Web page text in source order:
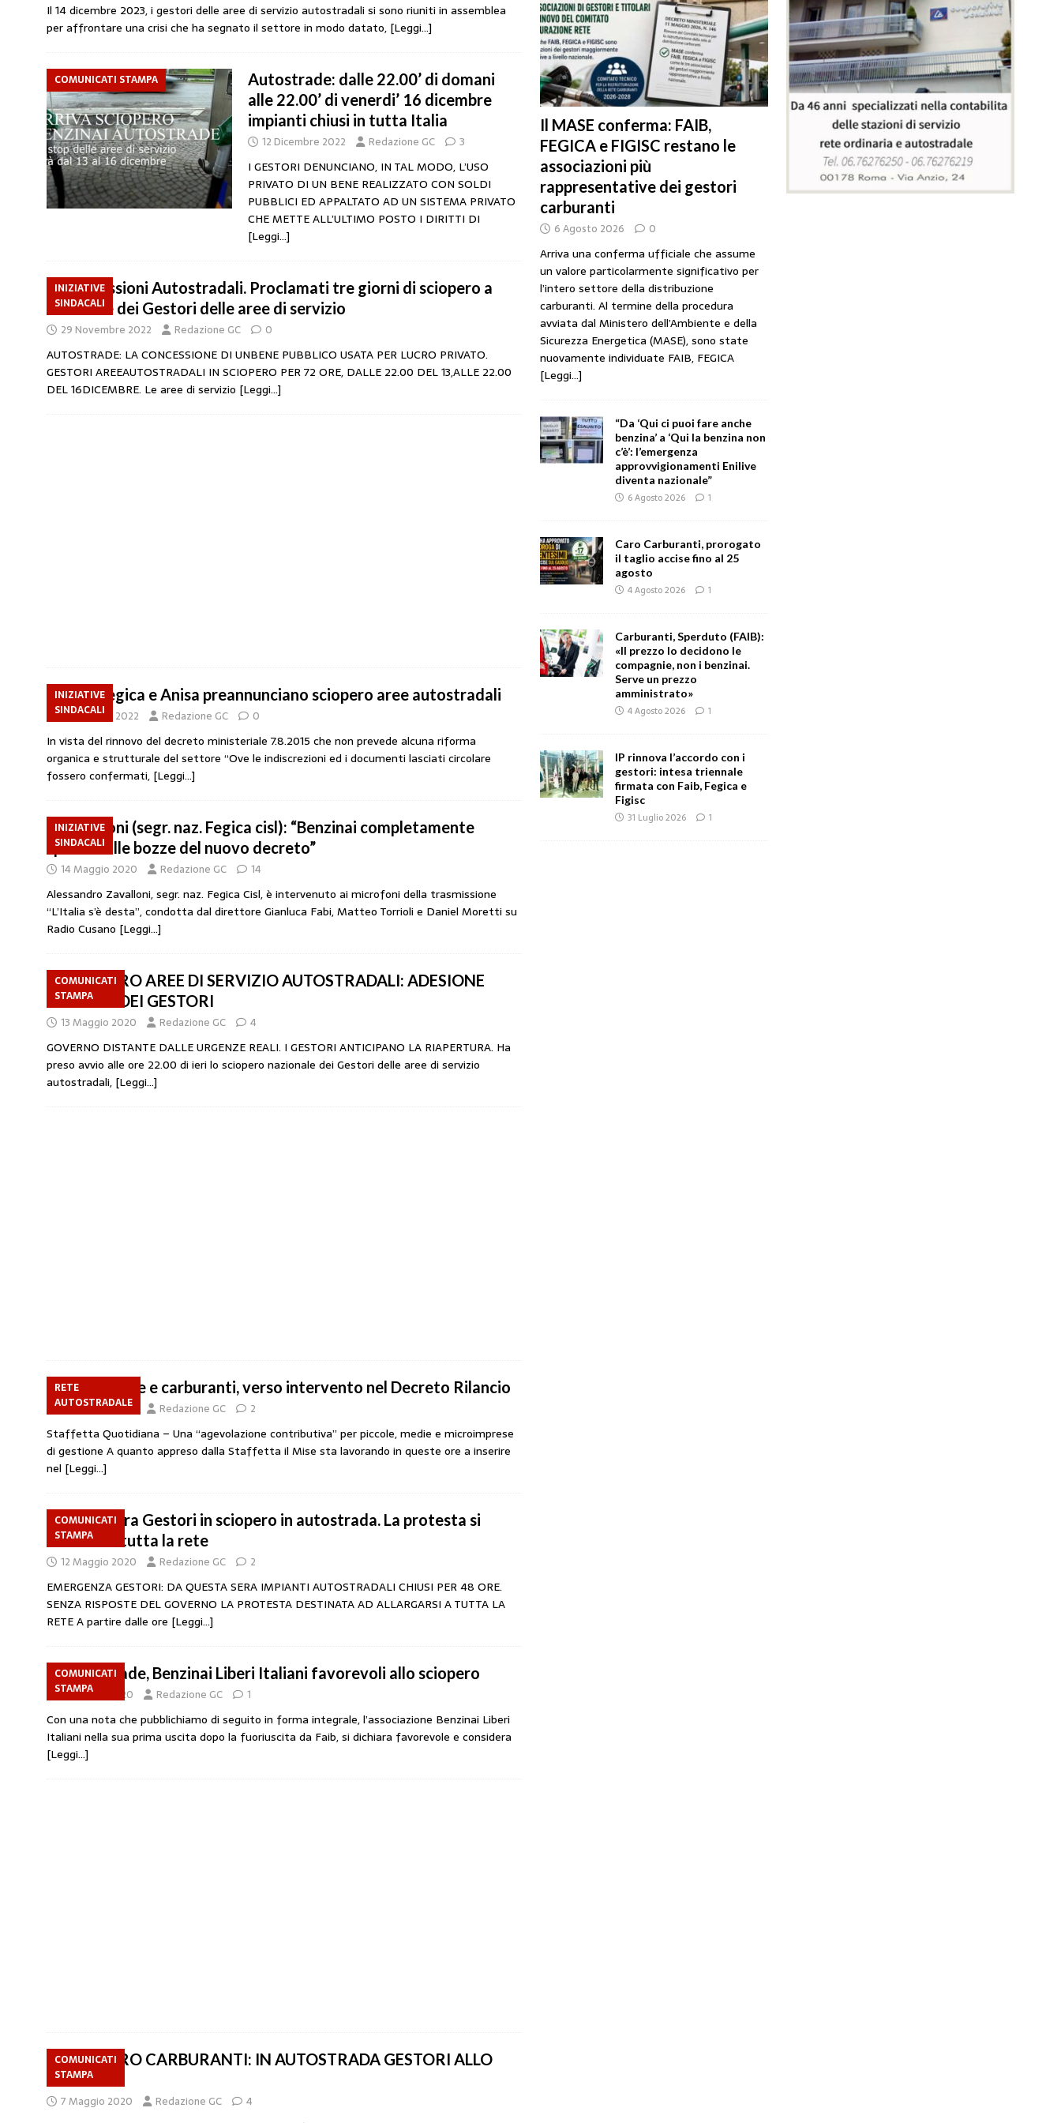
amministrato»
MERCATO PREZZI CARBURANTI
IP rinnova l’accordo con i gestori: intesa triennale firmata con Faib, Fegica e Figisc
COMUNICATI
STAMPA
[ 30 Luglio 2026 ]
Carburanti, i sindacati al Mimit: “I gestori non decidono i prezzi. Basta scaricare su di loro le
responsabilità”
COMUNICATI STAMPA
[ 29 Luglio 2026 ]
Taglio delle accise, il prezzo è libero: i controlli non diventino una presunzione di colpevolezza
MERCATO PREZZI CARBURANTI
[ 6 Agosto 2026 ]
CARBURANTI. CONTROLLI SUI PRODOTTI ADULTERATI: ALTRA SITUAZIONE GRAVE MA NON SERIA
COMUNICATI STAMPA
Il 14 dicembre 2023, i gestori delle aree di servizio autostradali si sono riuniti in assemblea
per affrontare una crisi che ha segnato il settore in modo datato, [Leggi…]
COMUNICATI STAMPA
Autostrade: dalle 22.00’ di domani
alle 22.00’ di venerdi’ 16 dicembre
impianti chiusi in tutta Italia
12 Dicembre 2022 Redazione GC 3
I GESTORI DENUNCIANO, IN TAL MODO, L’USO
PRIVATO DI UN BENE REALIZZATO CON SOLDI
PUBBLICI ED APPALTATO AD UN SISTEMA PRIVATO
CHE METTE ALL’ULTIMO POSTO I DIRITTI DI
[Leggi…]
INIZIATIVE
SINDACALI
Concessioni Autostradali. Proclamati tre giorni di sciopero a
dicembre dei Gestori delle aree di servizio
29 Novembre 2022 Redazione GC 0
AUTOSTRADE: LA CONCESSIONE DI UNBENE PUBBLICO USATA PER LUCRO PRIVATO.
GESTORI AREEAUTOSTRADALI IN SCIOPERO PER 72 ORE, DALLE 22.00 DEL 13,ALLE 22.00
DEL 16DICEMBRE. Le aree di servizio [Leggi…]
INIZIATIVE
SINDACALI
Faib, Fegica e Anisa preannunciano sciopero aree autostradali
17 Ottobre 2022 Redazione GC 0
In vista del rinnovo del decreto ministeriale 7.8.2015 che non prevede alcuna riforma
organica e strutturale del settore “Ove le indiscrezioni ed i documenti lasciati circolare
fossero confermati, [Leggi…]
INIZIATIVE
SINDACALI
Zavalloni (segr. naz. Fegica cisl): “Benzinai completamente
spariti dalle bozze del nuovo decreto”
14 Maggio 2020 Redazione GC 14
Alessandro Zavalloni, segr. naz. Fegica Cisl, è intervenuto ai microfoni della trasmissione
“L’Italia s’è desta”, condotta dal direttore Gianluca Fabi, Matteo Torrioli e Daniel Moretti su
Radio Cusano [Leggi…]
COMUNICATI
STAMPA
SCIOPERO AREE DI SERVIZIO AUTOSTRADALI: ADESIONE
DELL’87% DEI GESTORI
13 Maggio 2020 Redazione GC 4
GOVERNO DISTANTE DALLE URGENZE REALI. I GESTORI ANTICIPANO LA RIAPERTURA. Ha
preso avvio alle ore 22.00 di ieri lo sciopero nazionale dei Gestori delle aree di servizio
autostradali, [Leggi…]
RETE
AUTOSTRADALE
Autostrade e carburanti, verso intervento nel Decreto Rilancio
12 Maggio 2020 Redazione GC 2
Staffetta Quotidiana – Una “agevolazione contributiva” per piccole, medie e microimprese
di gestione A quanto appreso dalla Staffetta il Mise sta lavorando in queste ore a inserire
nel [Leggi…]
COMUNICATI
STAMPA
Da stasera Gestori in sciopero in autostrada. La protesta si
estende a tutta la rete
12 Maggio 2020 Redazione GC 2
EMERGENZA GESTORI: DA QUESTA SERA IMPIANTI AUTOSTRADALI CHIUSI PER 48 ORE.
SENZA RISPOSTE DEL GOVERNO LA PROTESTA DESTINATA AD ALLARGARSI A TUTTA LA
RETE A partire dalle ore [Leggi…]
COMUNICATI
STAMPA
Autostrade, Benzinai Liberi Italiani favorevoli allo sciopero
8 Maggio 2020 Redazione GC 1
Con una nota che pubblichiamo di seguito in forma integrale, l’associazione Benzinai Liberi
Italiani nella sua prima uscita dopo la fuoriuscita da Faib, si dichiara favorevole e considera
[Leggi…]
COMUNICATI
STAMPA
SCIOPERO CARBURANTI: IN AUTOSTRADA GESTORI ALLO
STREMO
7 Maggio 2020 Redazione GC 4
Il MASE conferma: FAIB,
FEGICA e FIGISC restano le
associazioni più
rappresentative dei gestori
carburanti
6 Agosto 2026 0
Arriva una conferma ufficiale che assume
un valore particolarmente significativo per
l’intero settore della distribuzione
carburanti. Al termine della procedura
avviata dal Ministero dell’Ambiente e della
Sicurezza Energetica (MASE), sono state
nuovamente individuate FAIB, FEGICA
[Leggi...]
“Da ‘Qui ci puoi fare anche
benzina’ a ‘Qui la benzina non
c’è’: l’emergenza
approvvigionamenti Enilive
diventa nazionale”
6 Agosto 2026 1
Caro Carburanti, prorogato
il taglio accise fino al 25
agosto
4 Agosto 2026 1
Carburanti, Sperduto (FAIB):
«Il prezzo lo decidono le
compagnie, non i benzinai.
Serve un prezzo
amministrato»
4 Agosto 2026 1
IP rinnova l’accordo con i
gestori: intesa triennale
firmata con Faib, Fegica e
Figisc
31 Luglio 2026 1